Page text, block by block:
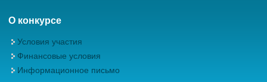
О конкурсе
Условия участия
Финансовые условия
Информационное письмо